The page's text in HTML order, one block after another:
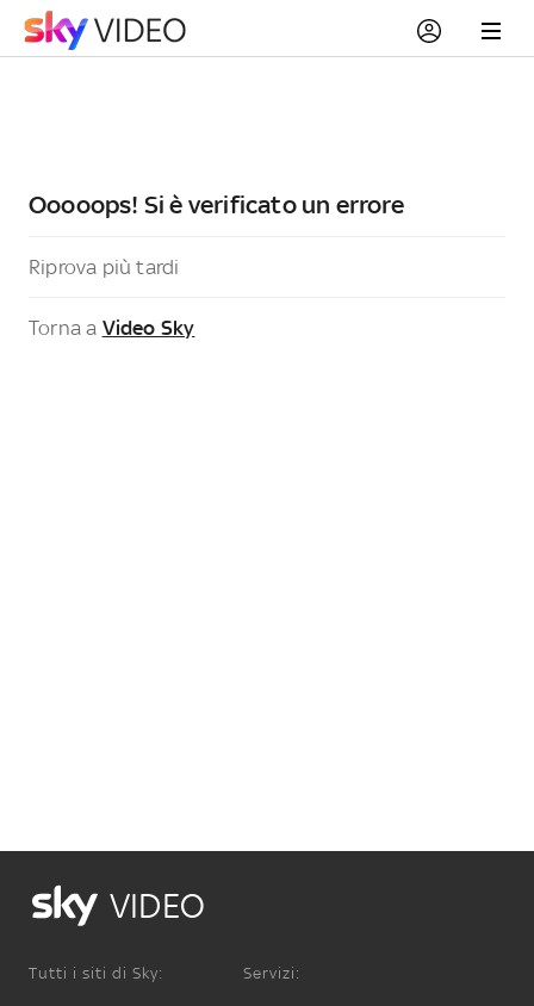
Ooooops! Si è verificato un errore
Riprova più tardi
Torna a Video Sky
VIDEO
Tutti i siti di Sky: Servizi: